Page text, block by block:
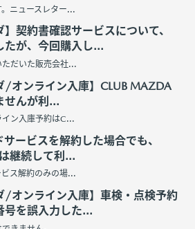
ニュースレター...
】契約書確認サービスについて、
たが、今回購入し...
だいた販売会社...
/オンライン入庫】CLUB MAZDA
せんが利...
ン入庫予約はC...
ービスを解約した場合でも、
継続して利...
ス解約のみの場...
/オンライン入庫】車検・点検予約
号を誤入力した...